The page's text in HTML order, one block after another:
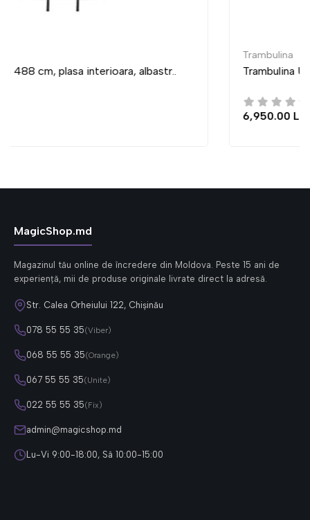
Trambulina Ultra 435 cm, plasa interioara,
MagicShop.md
Magazinul tău online de încredere din Moldova. Peste 15 ani de
experiență, mii de produse originale livrate direct la adresă.
Str. Calea Orheiului 122, Chișinău
078 55 55 35(Viber)
068 55 55 35(Orange)
067 55 55 35(Unite)
022 55 55 35(Fix)
admin@magicshop.md
Lu-Vi 9:00-18:00, Sâ 10:00-15:00